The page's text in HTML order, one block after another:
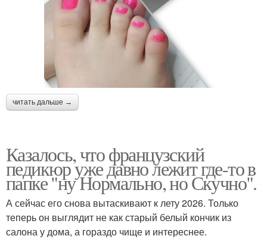
читать дальше →
Казалось, что французский
педикюр уже давно лежит где-то в
папке "ну Нормально, но Скучно".
А сейчас его снова вытаскивают к лету 2026. Только
теперь он выглядит не как старый белый кончик из
салона у дома, а гораздо чище и интереснее.